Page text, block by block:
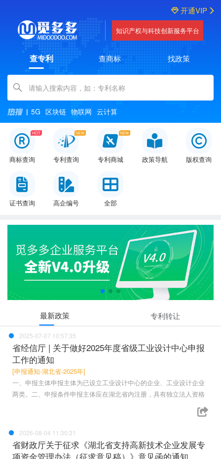
开通VIP
知识产权与科技创新服务平台
查专利 查商标 找政策
Amount (in dollars)
5G 区块链 物联网 云计算
商标查询 专利查询 专利商城 政策导航 版权查询
证书查询 高企编号 全部
最新政策 专利转让
2025-07-07 10:57:35
省经信厅 | 关于做好2025年度省级工业设计中心申报
工作的通知
[申报通知-湖北省-2025年]
一、申报主体申报主体为已设立工业设计中心的企业、工业设计企业
两类。二、申报条件申报主体应在湖北省内注册，具有独立法人资格
2026-08-04 11:30:31
省财政厅关于征求《湖北省支持高新技术企业发展专
项资金管理办法（征求意见稿）》意见函的通知